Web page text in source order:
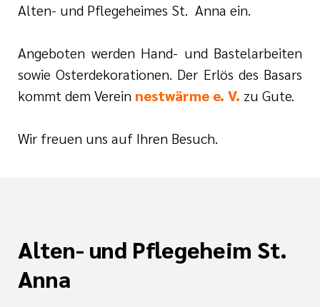
der cts
Alten- und Pflegeheimes St. Anna ein.
Angeboten werden Hand- und Bastelarbeiten
sowie Osterdekorationen. Der Erlös des Basars
kommt dem Verein nestwärme e. V. zu Gute.
Wir freuen uns auf Ihren Besuch.
Alten- und Pflegeheim St.
Anna